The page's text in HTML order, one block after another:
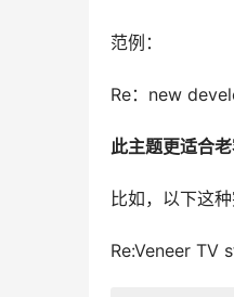
范例：
Re：new
此主题更适合
比如，以下这
Re:Veneer TV